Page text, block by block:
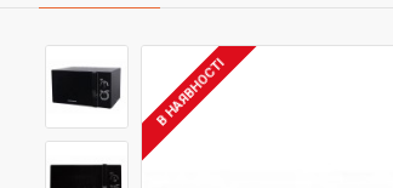
В НАЯВНОСТІ